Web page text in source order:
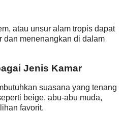
atau unsur alam tropis dapat
dan menenangkan di dalam
Jenis Kamar
suasana yang tenang
beige, abu-abu muda,
favorit.